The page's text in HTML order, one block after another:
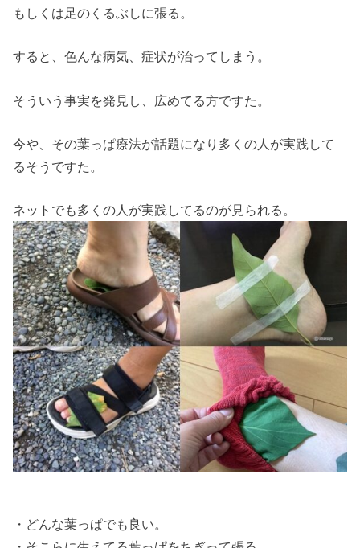
もしくは足のくるぶしに張る。
すると、色んな病気、症状が治ってしまう。
そういう事実を発見し、広めてる方ですた。
今や、その葉っぱ療法が話題になり多くの人が実践して
るそうですた。
ネットでも多くの人が実践してるのが見られる。
・どんな葉っぱでも良い。